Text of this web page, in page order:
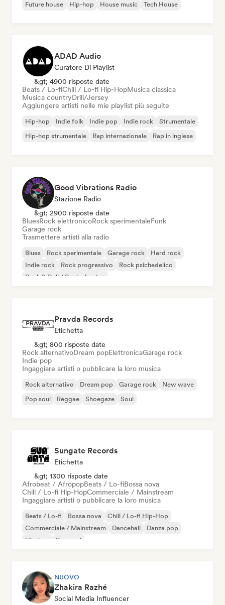
Future house
Hip-hop House music Tech House
ADAD Audio
Curatore Di Playlist
&gt; 4900 risposte date
Beats / Lo-fiChill / Lo-fi Hip-HopMusica classica
Musica countryDrill/Jersey
Aggiungere artisti nelle mie playlist più seguite
Hip-hop Indie folk Indie pop Indie rock
Strumentale
Hip-hop strumentale
Rap internazionale Rap in inglese
Good Vibrations Radio
Stazione Radio
&gt; 2900 risposte date
BluesRock elettronicoRock sperimentaleFunk
Garage rock
Trasmettere artisti alla radio
Blues Rock sperimentale Garage rock
Hard rock
Indie rock
Rock progressivo
Rock psichedelico
Rock & Roll / Rock classico
Pravda Records
Etichetta
&gt; 800 risposte date
Rock alternativoDream popElettronicaGarage rock
Indie pop
Ingaggiare artisti o pubblicare la loro musica
Rock alternativo Dream pop Garage rock
New wave
Pop soul
Reggae Shoegaze Soul
Sungate Records
Etichetta
&gt; 1300 risposte date
Afrobeat / AfropopBeats / Lo-fiBossa nova
Chill / Lo-fi Hip-HopCommerciale / Mainstream
Ingaggiare artisti o pubblicare la loro musica
Beats / Lo-fi Bossa nova
Chill / Lo-fi Hip-Hop
Commerciale / Mainstream
Dancehall
Danza pop
Hip-hop
Pop soul
NUOVO
Zhakira Razhé
Social Media Influencer